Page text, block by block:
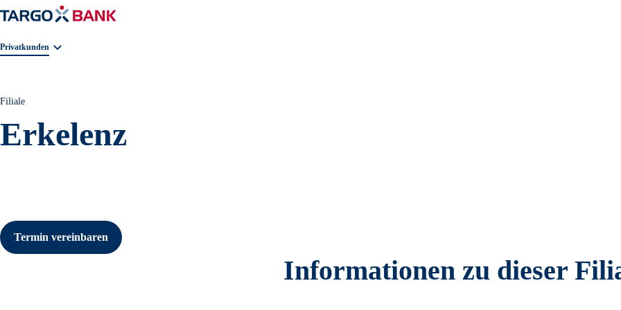
Geschäftsbereichnavigation. Aktuelle Auswahl:
Privatkunden
Filiale
Erkelenz
Termin vereinbaren
Informationen zu dieser